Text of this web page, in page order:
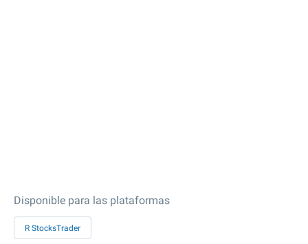
Disponible para las plataformas
R StocksTrader